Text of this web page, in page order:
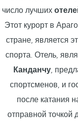
число лучших
Этот курорт в
стране, является
спорта. Отель,
Канданчу,
спортсменов, и
после катания
отправной точкой